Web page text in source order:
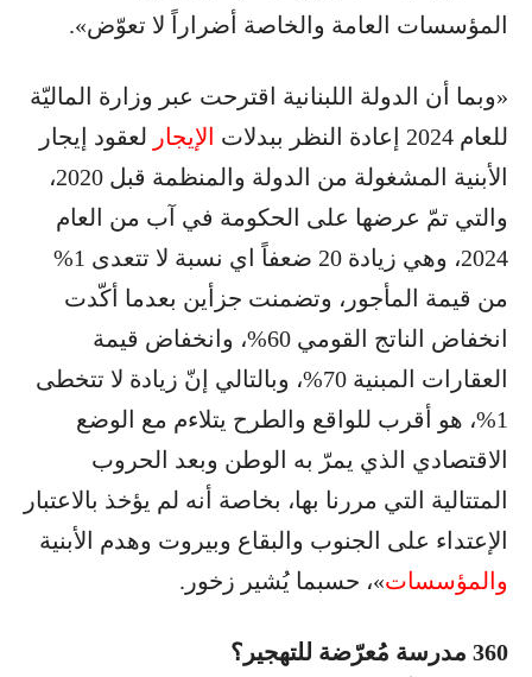
المؤسسات العامة والخاصة أضراراً لا تعوّض».
«وبما أن الدولة اللبنانية اقترحت عبر وزارة الماليّة
للعام 2024 إعادة النظر ببدلات
الإيجار لعقود إيجار
الأبنية المشغولة من الدولة والمنظمة قبل 2020،
والتي تمّ عرضها على الحكومة في آب من العام
2024، وهي زيادة 20 ضعفاً اي نسبة لا تتعدى 1%
من قيمة المأجور، وتضمنت جزأين بعدما أكّدت
انخفاض الناتج القومي 60%، وانخفاض قيمة
العقارات المبنية 70%، وبالتالي إنّ زيادة لا تتخطى
1%، هو أقرب للواقع والطرح يتلاءم مع الوضع
الاقتصادي الذي يمرّ به الوطن وبعد الحروب
المتتالية التي مررنا بها، بخاصة أنه لم يؤخذ بالاعتبار
الإعتداء على الجنوب والبقاع وبيروت وهدم الأبنية
والمؤسسات»، حسبما يُشير زخور.
360 مدرسة مُعرّضة للتهجير؟